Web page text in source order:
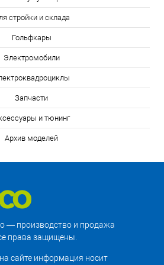
стройки и склада
Гольфкары
Электромобили
Запчасти
и тюнинг
Архив моделей
— производство и продажа
права защищены.
сайте информация носит